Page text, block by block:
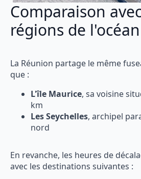
Comparaison
régions de
La Réunion partage le même
que :
L'île Maurice, sa voisine
km
Les Seychelles, archipel
nord
En revanche, les heures de
avec les destinations suivantes :